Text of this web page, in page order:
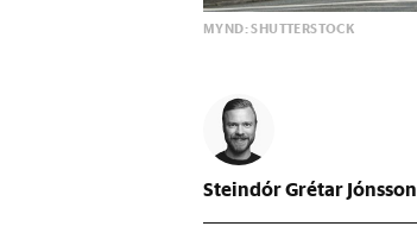
MYND: SHUTTERSTOCK
Steindór Grétar Jónsson